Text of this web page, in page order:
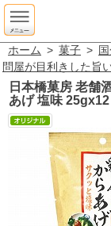
ホーム > 菓子 >
問屋が目利きした旨
日本橋菓房 老舗
あげ 塩味 25gx12